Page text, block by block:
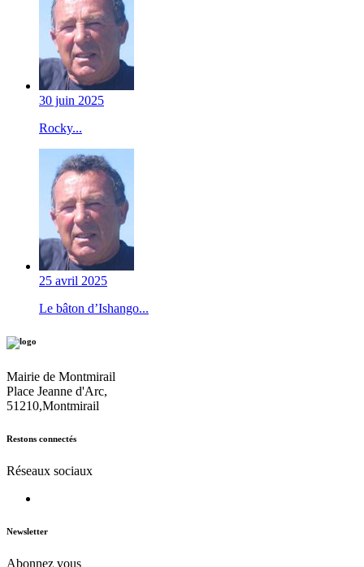
30 juin 2025
Rocky...
25 avril 2025
Le bâton d’Ishango...
Mairie de Montmirail
Place Jeanne d'Arc,
51210,Montmirail
Restons connectés
Réseaux sociaux
Newsletter
Abonnez vous